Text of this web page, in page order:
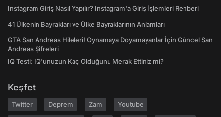
Instagram Giriş Nasıl Yapılır? Instagram'a Giriş İşlemleri Rehberi
41 Ülkenin Bayrakları ve Ülke Bayraklarının Anlamları
GTA San Andreas Hileleri! Oynamaya Doyamayanlar İçin Güncel San
Andreas Şifreleri
IQ Testi: IQ'unuzun Kaç Olduğunu Merak Ettiniz mi?
Keşfet
Twitter Deprem Zam Youtube